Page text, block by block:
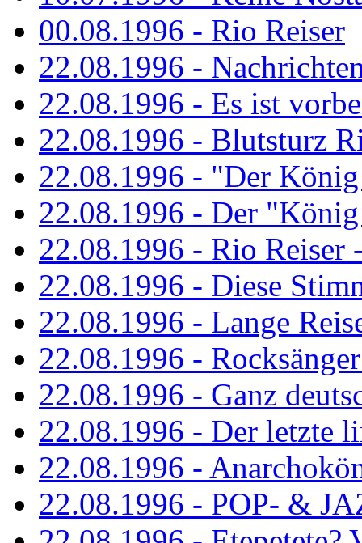
00.08.1996 - Rio Reiser
22.08.1996 -
22.08.1996 - Es ist
22.08.1996 - Blutsturz
22.08.1996 - "Der
22.08.1996 - Der
22.08.1996 - Rio Reiser
22.08.1996 - Diese
22.08.1996 - Lange
22.08.1996 -
22.08.1996 - Ganz
22.08.1996 - Der letzte
22.08.1996 -
22.08.1996 - POP- &